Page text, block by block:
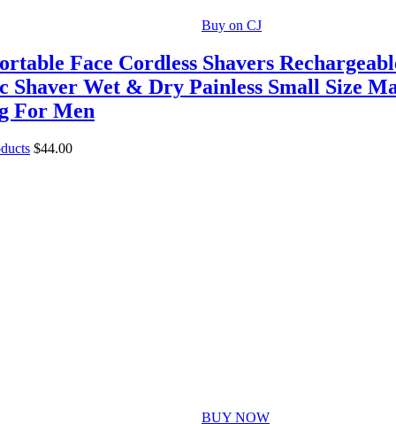
Buy on CJ
Face Cordless Shavers
Shaver Wet & Dry Painless Small Size
For Men
$44.00
BUY NOW